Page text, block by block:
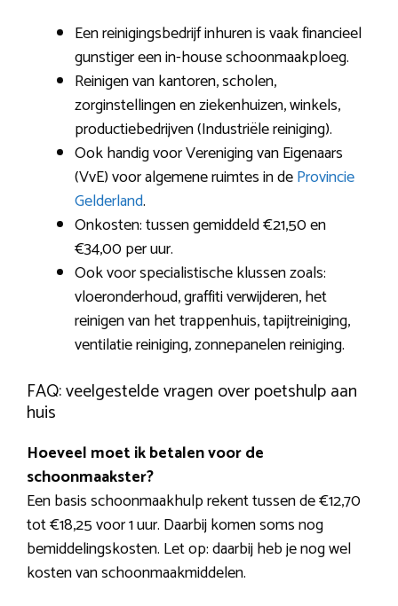
Een reinigingsbedrijf inhuren is vaak financieel
gunstiger een in-house schoonmaakploeg.
Reinigen van kantoren, scholen,
zorginstellingen en ziekenhuizen, winkels,
productiebedrijven (Industriële reiniging).
Ook handig voor Vereniging van Eigenaars
(VvE) voor algemene ruimtes in deProvincie
Gelderland.
Onkosten: tussen gemiddeld €21,50 en
€34,00 per uur.
Ook voor specialistische klussen zoals:
vloeronderhoud, graffiti verwijderen, het
reinigen van het trappenhuis, tapijtreiniging,
ventilatie reiniging, zonnepanelen reiniging.
FAQ: veelgestelde vragen over poetshulp aan
huis
Hoeveel moet ik betalen voor de
schoonmaakster?
Een basis schoonmaakhulp rekent tussen de €12,70
tot €18,25 voor 1 uur. Daarbij komen soms nog
bemiddelingskosten. Let op: daarbij heb je nog wel
kosten van schoonmaakmiddelen.